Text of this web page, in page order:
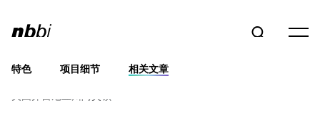
亚马逊阿灵顿总部都会园
特色 项目细节 相关文章